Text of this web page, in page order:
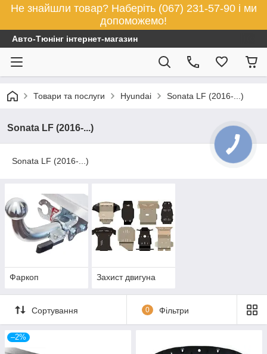
Не знайшли товар? Наберіть (067) 231-57-90 і ми
допоможемо!
Авто-Тюнінг інтернет-магазин
Товари та послуги Hyundai Sonata LF (2016-...)
Sonata LF (2016-...)
Sonata LF (2016-...)
Фаркоп Захист двигуна
Сортування 0 Фільтри
–2%